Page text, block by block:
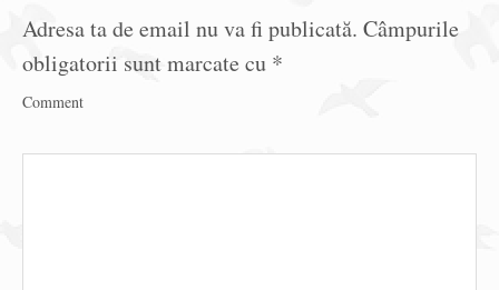
Adresa ta de email nu va fi publicată. Câmpurile
obligatorii sunt marcate cu *
Comment